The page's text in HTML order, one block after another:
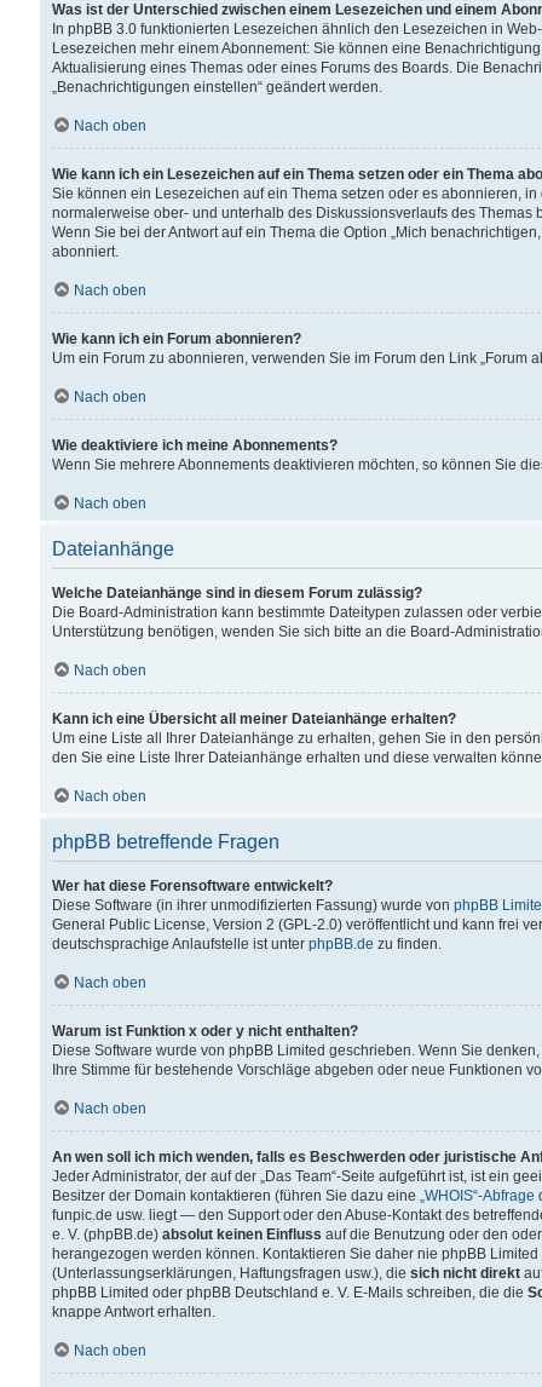
Was ist der Unterschied zwischen einem Lesezeichen und einem
In phpBB 3.0 funktionierten Lesezeichen ähnlich den Lesezeichen in
Lesezeichen mehr einem Abonnement: Sie können eine
Aktualisierung eines Themas oder eines Forums des Boards. Die
„Benachrichtigungen einstellen“ geändert werden.
Nach oben
Wie kann ich ein Lesezeichen auf ein Thema setzen oder ein Thema
Sie können ein Lesezeichen auf ein Thema setzen oder es abonnieren,
normalerweise ober- und unterhalb des Diskussionsverlaufs des Themas
Wenn Sie bei der Antwort auf ein Thema die Option „Mich
abonniert.
Nach oben
Wie kann ich ein Forum abonnieren?
Um ein Forum zu abonnieren, verwenden Sie im Forum den Link „Forum
Nach oben
Wie deaktiviere ich meine Abonnements?
Wenn Sie mehrere Abonnements deaktivieren möchten, so können Sie
Nach oben
Dateianhänge
Welche Dateianhänge sind in diesem Forum zulässig?
Die Board-Administration kann bestimmte Dateitypen zulassen oder
Unterstützung benötigen, wenden Sie sich bitte an die Board-
Nach oben
Kann ich eine Übersicht all meiner Dateianhänge erhalten?
Um eine Liste all Ihrer Dateianhänge zu erhalten, gehen Sie in den
den Sie eine Liste Ihrer Dateianhänge erhalten und diese verwalten
Nach oben
phpBB betreffende Fragen
Wer hat diese Forensoftware entwickelt?
Diese Software (in ihrer unmodifizierten Fassung) wurde von phpBB
General Public License, Version 2 (GPL-2.0) veröffentlicht und kann frei
deutschsprachige Anlaufstelle ist unter phpBB.de zu finden.
Nach oben
Warum ist Funktion x oder y nicht enthalten?
Diese Software wurde von phpBB Limited geschrieben. Wenn Sie
Ihre Stimme für bestehende Vorschläge abgeben oder neue Funktionen
Nach oben
An wen soll ich mich wenden, falls es Beschwerden oder juristische
Jeder Administrator, der auf der „Das Team“-Seite aufgeführt ist, ist ein
Besitzer der Domain kontaktieren (führen Sie dazu eine „WHOIS“-Abfrage
funpic.de usw. liegt — den Support oder den Abuse-Kontakt des
e. V. (phpBB.de) absolut keinen Einfluss auf die Benutzung oder den
herangezogen werden können. Kontaktieren Sie daher nie phpBB
(Unterlassungserklärungen, Haftungsfragen usw.), die sich nicht direkt
phpBB Limited oder phpBB Deutschland e. V. E-Mails schreiben, die die
knappe Antwort erhalten.
Nach oben